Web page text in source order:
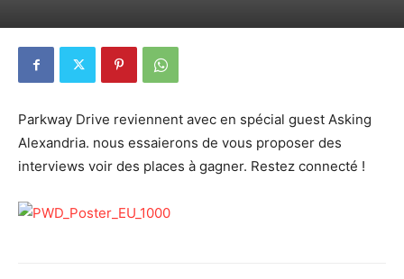
Parkway Drive reviennent avec en spécial guest Asking
Alexandria. nous essaierons de vous proposer des
interviews voir des places à gagner. Restez connecté !